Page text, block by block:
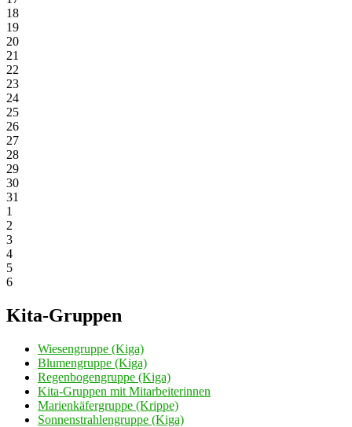
18
19
20
21
22
23
24
25
26
27
28
29
30
31
1
2
3
4
5
6
Kita-Gruppen
Wiesengruppe (Kiga)
Blumengruppe (Kiga)
Regenbogengruppe (Kiga)
Kita-Gruppen mit Mitarbeiterinnen
Marienkäfergruppe (Krippe)
Sonnenstrahlengruppe (Kiga)